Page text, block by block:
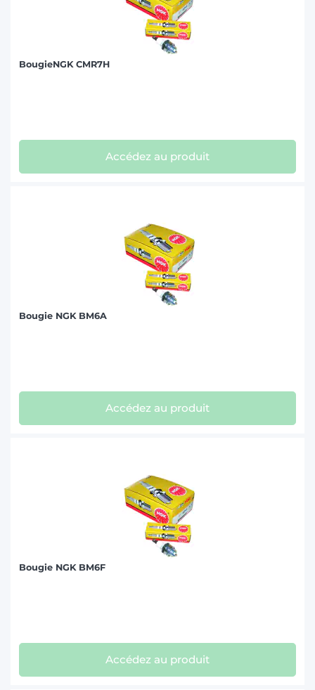
BougieNGK CMR7H
Accédez au produit
Bougie NGK BM6A
Accédez au produit
Bougie NGK BM6F
Accédez au produit